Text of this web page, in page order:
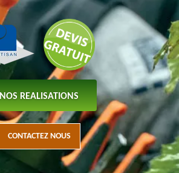
NOS REALISATIONS
CONTACTEZ NOUS